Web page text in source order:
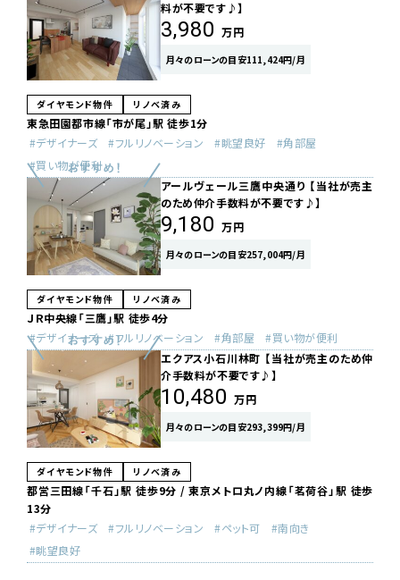
料が不要です♪】
3,980 万円
月々のローンの目安111,424円/月
ダイヤモンド物件 リノベ済み
東急田園都市線「市が尾」駅 徒歩1分
デザイナーズ
フルリノベーション 眺望良好
角部屋
買い物が便利
アールヴェール三鷹中央通り 【当社が売主
のため仲介手数料が不要です♪】
9,180 万円
月々のローンの目安257,004円/月
ダイヤモンド物件 リノベ済み
ＪＲ中央線「三鷹」駅 徒歩4分
デザイナーズ
フルリノベーション 角部屋
買い物が便利
エクアス小石川林町 【当社が売主のため仲
介手数料が不要です♪】
10,480 万円
月々のローンの目安293,399円/月
ダイヤモンド物件 リノベ済み
都営三田線「千石」駅 徒歩9分 / 東京メトロ丸ノ内線「茗荷谷」駅 徒歩
13分
デザイナーズ
フルリノベーション ペット可
南向き
眺望良好